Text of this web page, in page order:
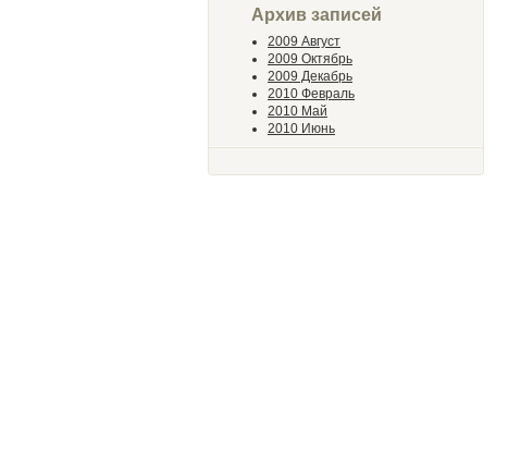
Архив записей
2009 Август
2009 Октябрь
2009 Декабрь
2010 Февраль
2010 Май
2010 Июнь